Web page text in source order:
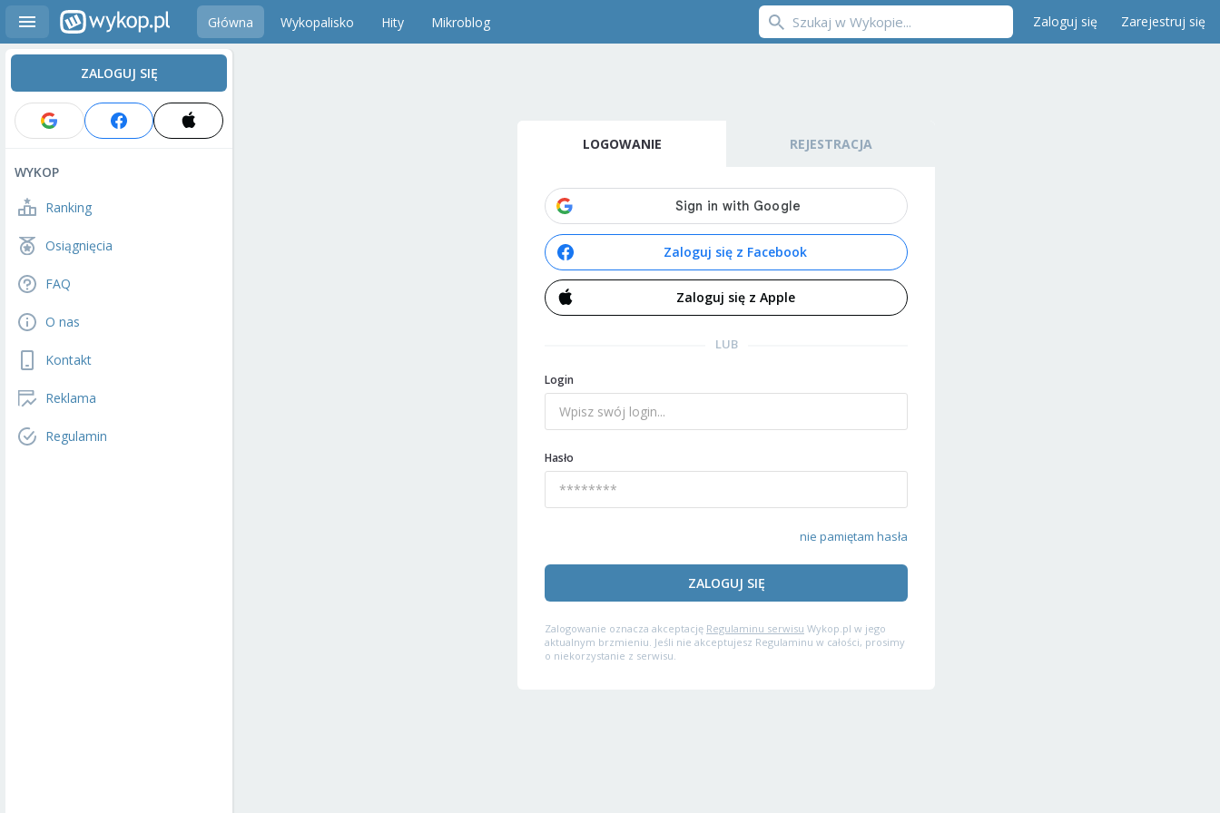
Główna Wykopalisko Hity Mikroblog Zaloguj się Zarejestruj się
ZALOGUJ SIĘ
WYKOP
Ranking
Osiągnięcia
FAQ
O nas
Kontakt
Reklama
Regulamin
LOGOWANIE REJESTRACJA
Zaloguj się z Facebook
Zaloguj się z Apple
LUB
Login
Hasło
nie pamiętam hasła
ZALOGUJ SIĘ
Zalogowanie oznacza akceptację Regulaminu serwisu Wykop.pl w jego
aktualnym brzmieniu. Jeśli nie akceptujesz Regulaminu w całości, prosimy
o niekorzystanie z serwisu.